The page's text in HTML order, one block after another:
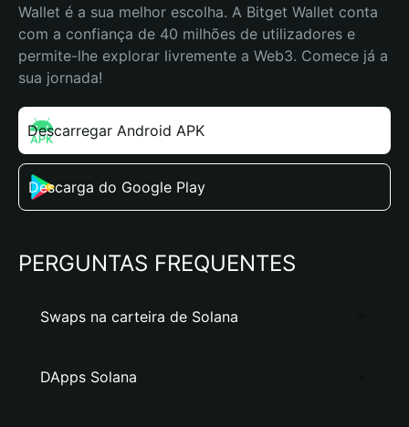
Wallet é a sua melhor escolha. A Bitget Wallet conta
com a confiança de 40 milhões de utilizadores e
permite-lhe explorar livremente a Web3. Comece já a
sua jornada!
Descarregar Android APK
Descarga do Google Play
PERGUNTAS FREQUENTES
Swaps na carteira de Solana
DApps Solana